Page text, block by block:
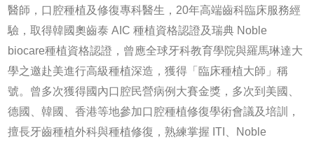
醫師，口腔種植及修復專科醫生，20年高端齒科臨床服務經
驗，取得韓國奧齒泰 AIC 種植資格認證及瑞典 Noble
biocare種植資格認證，曾應全球牙科教育學院與羅馬琳達大
學之邀赴美進行高級種植深造，獲得「臨床種植大師」稱
號。曾多次獲得國內口腔民營病例大賽金獎，多次到美國、
德國、韓國、香港等地參加口腔種植修復學術會議及培訓，
擅長牙齒種植外科與種植修復，熟練掌握 ITI、Noble